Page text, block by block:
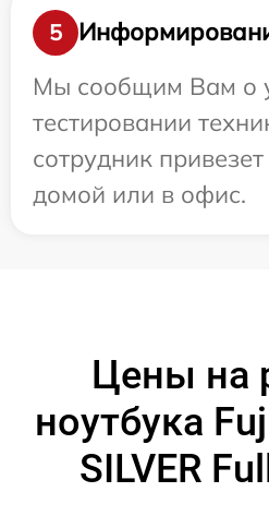
5
Мы сообщим Вам о
тестировании
сотрудник
домой или в офис.
Цены на
ноутбука
SILVER